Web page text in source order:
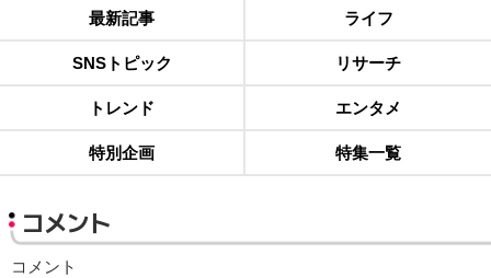
最新記事 ライフ
SNSトピック リサーチ
トレンド エンタメ
特別企画 特集一覧
コメント
コメント